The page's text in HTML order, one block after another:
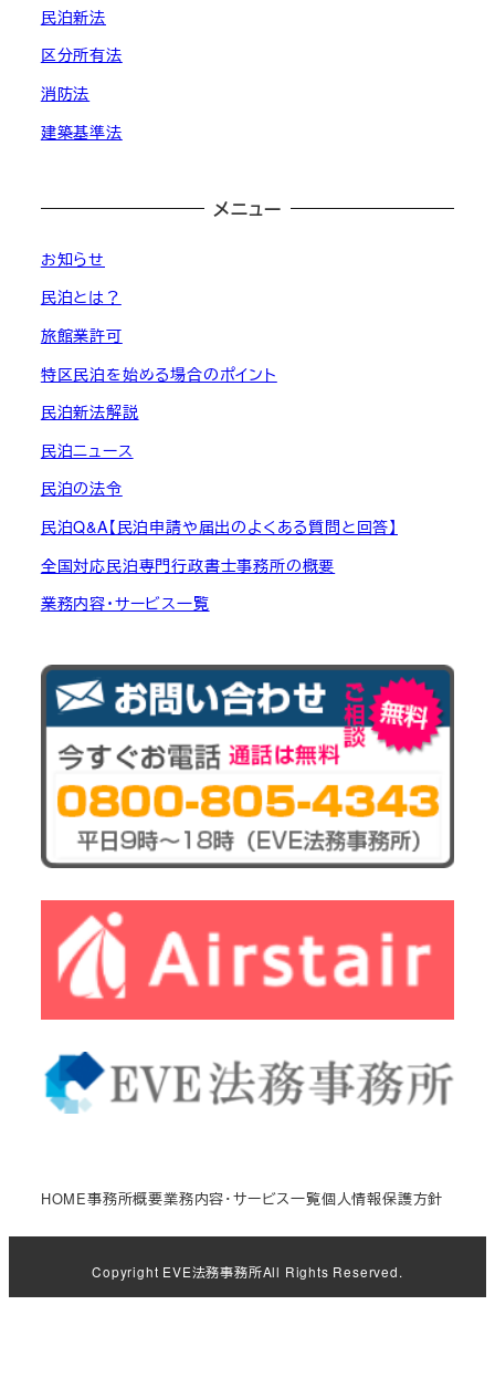
民泊新法
区分所有法
消防法
建築基準法
メニュー
お知らせ
民泊とは？
旅館業許可
特区民泊を始める場合のポイント
民泊新法解説
民泊ニュース
民泊の法令
民泊Q&A【民泊申請や届出のよくある質問と回答】
全国対応民泊専門行政書士事務所の概要
業務内容・サービス一覧
HOME事務所概要業務内容・サービス一覧個人情報保護方針
Copyright EVE法務事務所All Rights Reserved.